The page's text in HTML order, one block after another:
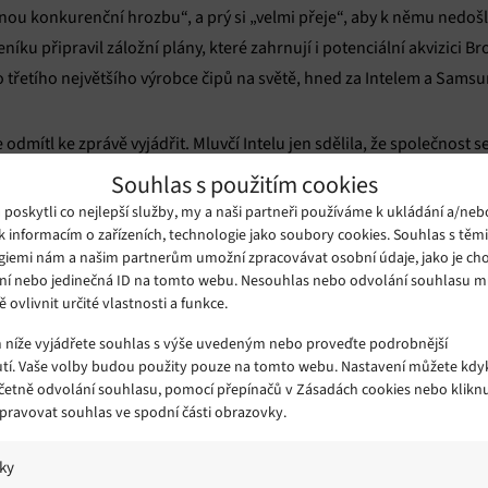
Souhlas s použitím cookies
poskytli co nejlepší služby, my a naši partneři používáme k ukládání a/
informacím o zařízeních, technologie jako soubory cookies. Souhlas s
nám a našim partnerům umožní zpracovávat osobní údaje, jako je
nebo jedinečná ID na tomto webu. Nesouhlas nebo odvolání souhlasu
ovlivnit určité vlastnosti a funkce.
vyjádřete souhlas s výše uvedeným nebo proveďte podrobnější
Vaše volby budou použity pouze na tomto webu. Nastavení můžete
odvolání souhlasu, pomocí přepínačů v Zásadách cookies nebo
souhlas ve spodní části obrazovky.
konkurenční hrozbu“, a prý si „velmi přeje“, aby k němu
připravil záložní plány, které zahrnují i potenciální akvizici
největšího výrobce čipů na světě, hned za Intelem a
ke zprávě vyjádřit. Mluvčí Intelu jen sdělila, že společnost
Mobileye a Altera – do podnikových struktur. Dohromady
Broadcom, musel by sáhnout do kapsy mnohem
100 mld. dolarů.
V únoru odmítl Qualcomm jeho tzv. nevyžádanou
nabídka, první přišla loni v listopadu a činila 130 mld. dolarů.
být vládní regulace – americké ministerstvo financí se
bezdrátových technologií, čehož by mohla využít Čína.
v němž zákonodárce ujišťuje, že i po akvizici by USA v